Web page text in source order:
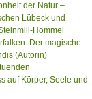
der Natur –
Lübeck und
Hommel
Der magische
(Autorin)
auf Körper, Seele und